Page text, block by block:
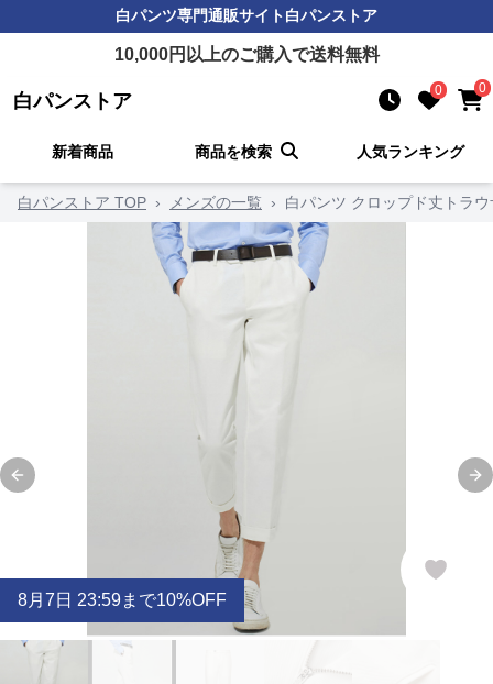
白パンツ専門通販サイト白パンストア
10,000円以上のご購入で送料無料
白パンストア 0 0
新着商品 商品を検索 人気ランキング
白パンストア TOP › メンズの一覧 › 白パンツ クロップド丈トラ
Previous slide
8月 7 日 23:59まで10%OFF